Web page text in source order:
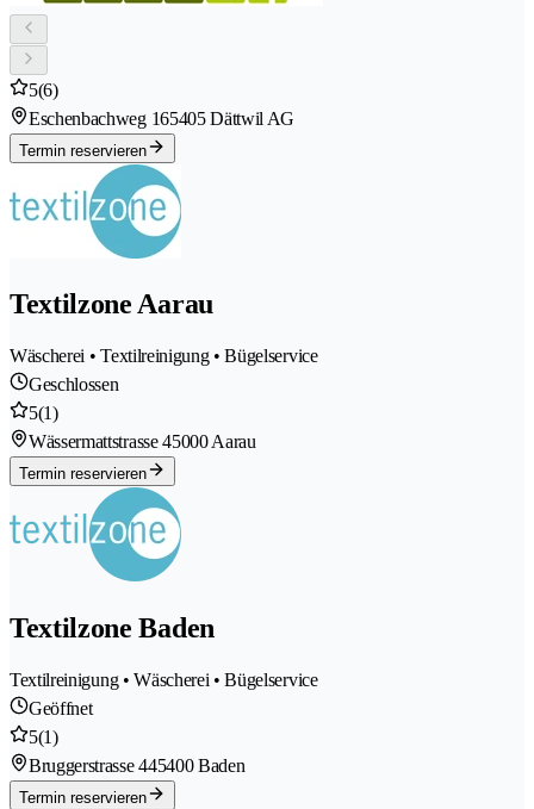
5(6)
Eschenbachweg 165405 Dättwil AG
Termin reservieren
Textilzone Aarau
Wäscherei • Textilreinigung • Bügelservice
Geschlossen
5(1)
Wässermattstrasse 45000 Aarau
Termin reservieren
Textilzone Baden
Textilreinigung • Wäscherei • Bügelservice
Geöffnet
5(1)
Bruggerstrasse 445400 Baden
Termin reservieren